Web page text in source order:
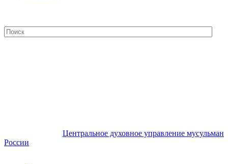
Центральное духовное управление мусульман
России